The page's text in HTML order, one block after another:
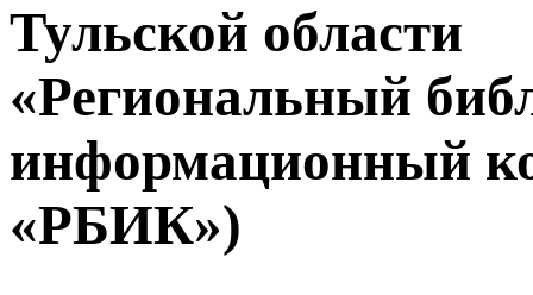
Тульской области
«Региональный
информационный
«РБИК»)